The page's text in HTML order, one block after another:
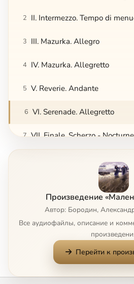
2 II. Intermezzo. Tempo di
3 III. Mazurka. Allegro
4 IV. Mazurka. Allegretto
5 V. Reverie. Andante
6 VI. Serenade. Allegretto
7 VII. Finale. Scherzo - Nocturne
Произведение
Автор: Бородин,
Все аудиофайлы, описание и
Перейти к